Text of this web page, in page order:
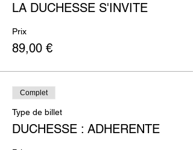
LA DUCHESSE S'INVITE
Prix
89,00 €
Complet
Type de billet
DUCHESSE : ADHERENTE